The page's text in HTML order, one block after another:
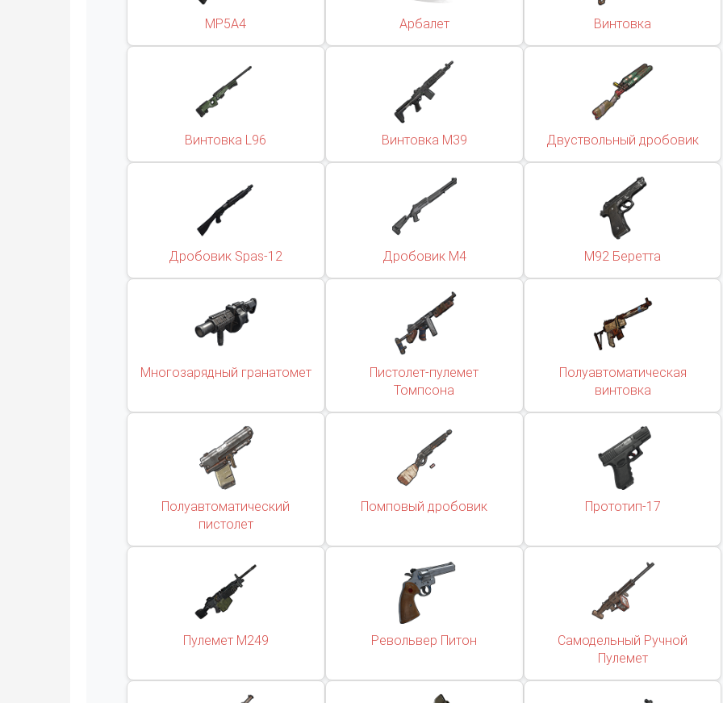
MP5A4 Арбалет Винтовка
Винтовка L96 Винтовка M39 Двуствольный дробовик
Дробовик Spas-12 Дробовик М4 М92 Беретта
Многозарядный гранатомет
Пистолет-пулемет
Томпсона
Полуавтоматическая
винтовка
Полуавтоматический
пистолет
Помповый дробовик Прототип-17
Пулемет М249 Револьвер Питон
Самодельный Ручной
Пулемет